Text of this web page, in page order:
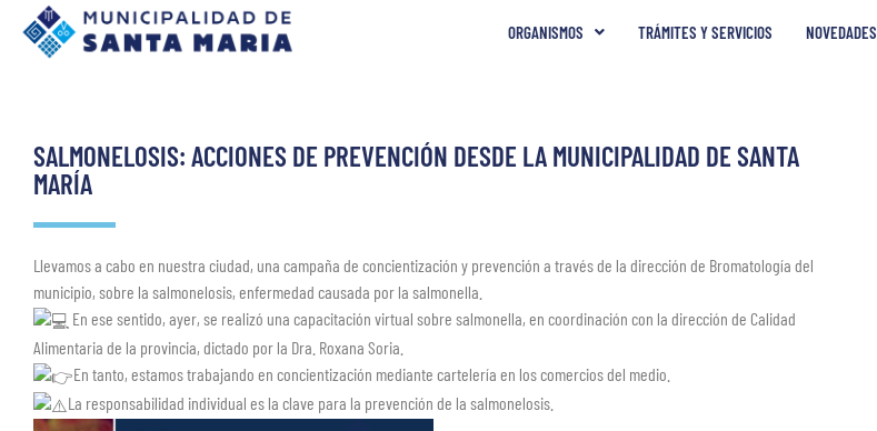
ORGANISMOS TRÁMITES Y SERVICIOS NOVEDADES
SALMONELOSIS: ACCIONES DE PREVENCIÓN DESDE LA MUNICIPALIDAD DE SANTA
MARÍA
Llevamos a cabo en nuestra ciudad, una campaña de concientización y prevención a través de la dirección de Bromatología del
municipio, sobre la salmonelosis, enfermedad causada por la salmonella.
En ese sentido, ayer, se realizó una capacitación virtual sobre salmonella, en coordinación con la dirección de Calidad
Alimentaria de la provincia, dictado por la Dra. Roxana Soria.
En tanto, estamos trabajando en concientización mediante cartelería en los comercios del medio.
La responsabilidad individual es la clave para la prevención de la salmonelosis.